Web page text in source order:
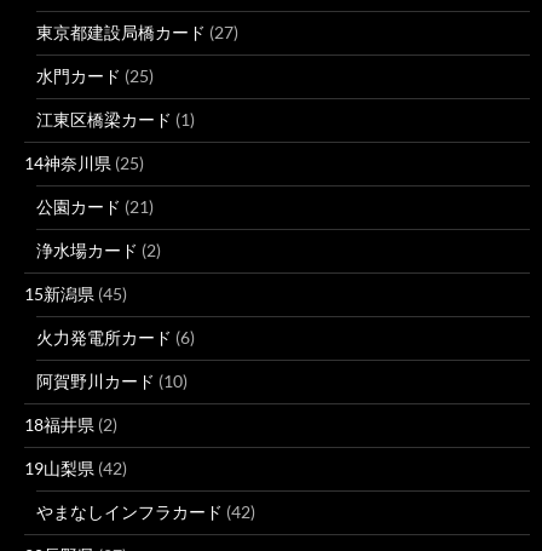
東京都建設局橋カード (27)
水門カード (25)
江東区橋梁カード (1)
14神奈川県 (25)
公園カード (21)
浄水場カード (2)
15新潟県 (45)
火力発電所カード (6)
阿賀野川カード (10)
18福井県 (2)
19山梨県 (42)
やまなしインフラカード (42)